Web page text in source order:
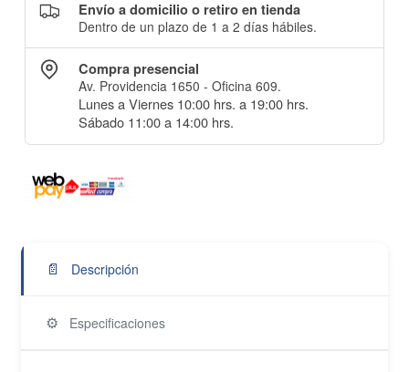
Envío a domicilio o retiro en tienda
Dentro de un plazo de 1 a 2 días hábiles.
Compra presencial
Av. Providencia 1650 - Oficina 609.
Lunes a Viernes 10:00 hrs. a 19:00 hrs.
Sábado 11:00 a 14:00 hrs.
📄 Descripción
⚙️ Especificaciones